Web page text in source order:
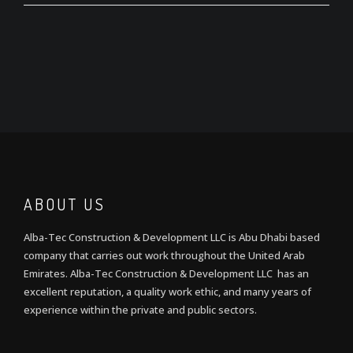
ABOUT US
Alba-Tec Construction & Development LLC is Abu Dhabi based
company that carries out work throughout the United Arab
Emirates. Alba-Tec Construction & Development LLC has an
excellent reputation, a quality work ethic, and many years of
experience within the private and public sectors.